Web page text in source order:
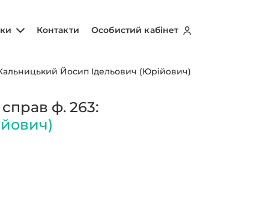
Контакти Особистий кабінет
Йосип Ідельович (Юрійович)
ф. 263: